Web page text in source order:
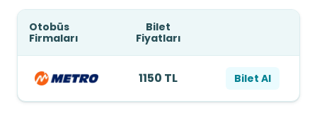
Otobüs
Firmaları
Bilet
Fiyatları
1150 TL Bilet Al